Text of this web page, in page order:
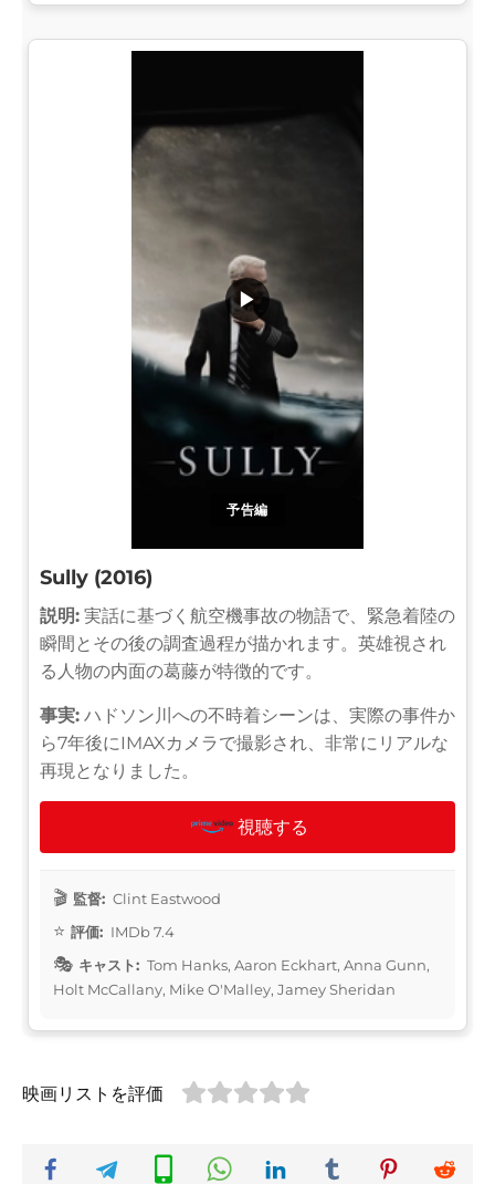
予告編
▶
Sully (2016)
説明: 実話に基づく航空機事故の物語で、緊急着陸の
瞬間とその後の調査過程が描かれます。英雄視され
る人物の内面の葛藤が特徴的です。
事実: ハドソン川への不時着シーンは、実際の事件か
ら7年後にIMAXカメラで撮影され、非常にリアルな
再現となりました。
視聴する
監督: Clint Eastwood
評価: IMDb 7.4
キャスト: Tom Hanks, Aaron Eckhart, Anna Gunn,
Holt McCallany, Mike O'Malley, Jamey Sheridan
映画リストを評価